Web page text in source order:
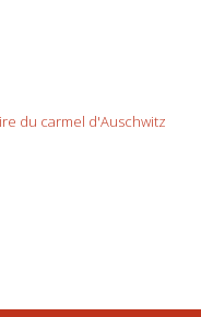
du carmel d'Auschwitz